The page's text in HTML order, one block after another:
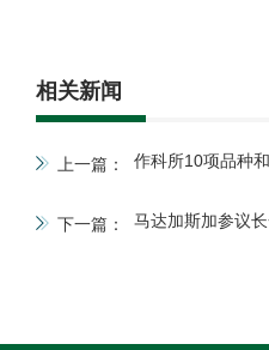
相关新闻
上一篇： 作科所10项品种
下一篇： 马达加斯加参议